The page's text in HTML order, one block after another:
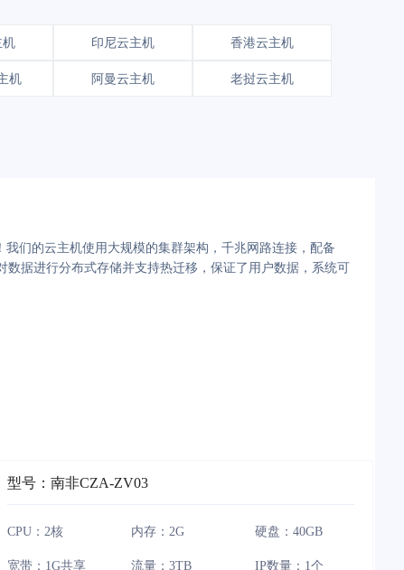
机 印尼云主机 香港云主机
机 阿曼云主机 老挝云主机
们的云主机使用大规模的集群架构，千兆网路连接，配备
据进行分布式存储并支持热迁移，保证了用户数据，系统可
型号：南非CZA-ZV03
CPU：2核 内存：2G 硬盘：40GB
宽带：1G共享 流量：3TB IP数量：1个